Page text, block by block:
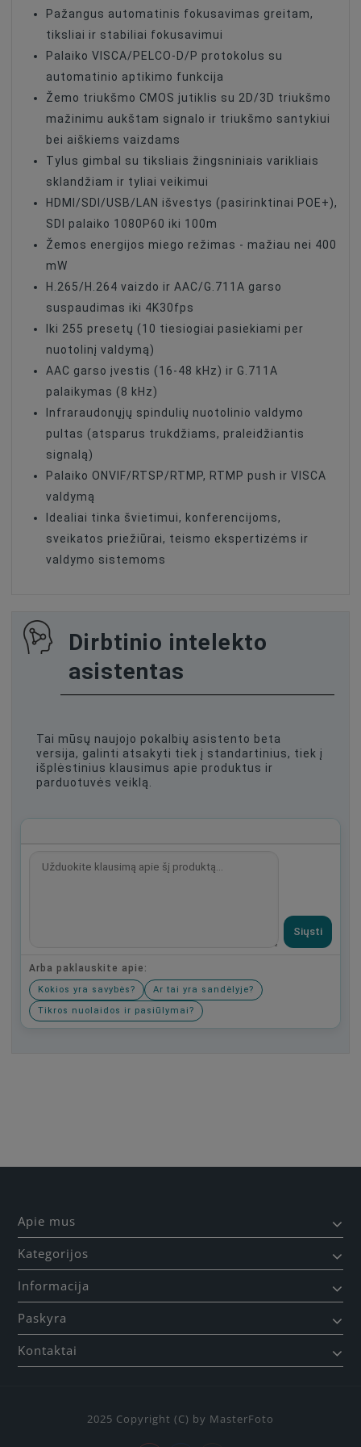
Control Protocol RS-422
Control Protocol RS-232
Control Interface RS-422
Control Interface RS-232
Angle Of View 70 Degree
Pažangus automatinis fokusavimas greitam,
tiksliai ir stabiliai fokusavimui
Palaiko VISCA/PELCO-D/P protokolus su
automatinio aptikimo funkcija
Žemo triukšmo CMOS jutiklis su 2D/3D triukšmo
mažinimu aukštam signalo ir triukšmo santykiui
bei aiškiems vaizdams
Tylus gimbal su tiksliais žingsniniais varikliais
sklandžiam ir tyliai veikimui
HDMI/SDI/USB/LAN išvestys (pasirinktinai POE+),
SDI palaiko 1080P60 iki 100m
Žemos energijos miego režimas - mažiau nei 400
mW
H.265/H.264 vaizdo ir AAC/G.711A garso
suspaudimas iki 4K30fps
Iki 255 presetų (10 tiesiogiai pasiekiami per
nuotolinį valdymą)
AAC garso įvestis (16-48 kHz) ir G.711A
palaikymas (8 kHz)
Infraraudonųjų spindulių nuotolinio valdymo
pultas (atsparus trukdžiams, praleidžiantis
signalą)
Palaiko ONVIF/RTSP/RTMP, RTMP push ir VISCA
valdymą
Idealiai tinka švietimui, konferencijoms,
sveikatos priežiūrai, teismo ekspertizėms ir
valdymo sistemoms
Dirbtinio intelekto
asistentas
Tai mūsų naujojo pokalbių asistento beta
versija, galinti atsakyti tiek į standartinius, tiek į
išplėstinius klausimus apie produktus ir
parduotuvės veiklą.
Siųsti
Arba paklauskite apie:
Kokios yra savybės?
Ar tai yra sandėlyje?
Tikros nuolaidos ir pasiūlymai?
Apie mus
Kategorijos
Informacija
Paskyra
Kontaktai
2025 Copyright (C) by MasterFoto